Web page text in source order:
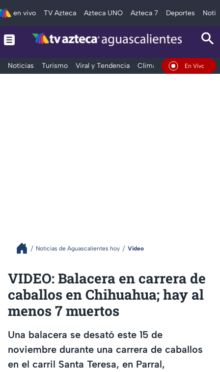
en vivo TV Azteca Azteca UNO Azteca 7 Deportes
Noticias Turismo Viral y Tendencia Clima DeportesEn Vivo
Noticias de Aguascalientes hoy Video
VIDEO: Balacera en carrera de
caballos en Chihuahua; hay al
menos 7 muertos
Una balacera se desató este 15 de
noviembre durante una carrera de caballos
en el carril Santa Teresa, en Parral,